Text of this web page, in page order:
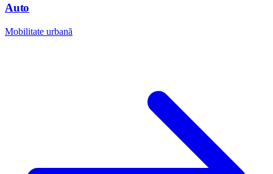
Auto
Mobilitate urbană